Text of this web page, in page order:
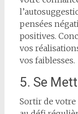
pensées
positives.
vos
vos faiblesses.
5. Se
Sortir de